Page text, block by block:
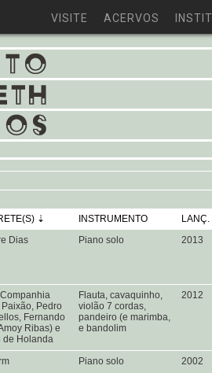
VISITE ACERVOS
INSTRUMENTO
LANÇ.
Dias Piano solo 2013
Pedro
Fernando
Ribas) e
de Holanda
Flauta, cavaquinho,
violão 7 cordas,
pandeiro (e marimba,
e bandolim
2012
Piano solo 2002